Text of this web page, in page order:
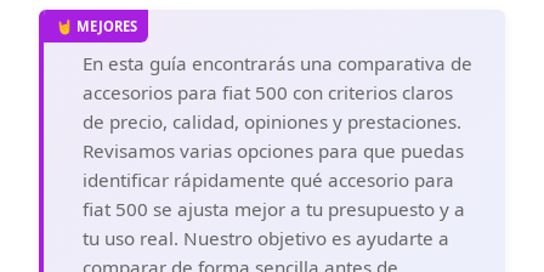
En esta guía encontrarás una comparativa de
accesorios para fiat 500 con criterios claros
de precio, calidad, opiniones y prestaciones.
Revisamos varias opciones para que puedas
identificar rápidamente qué accesorio para
fiat 500 se ajusta mejor a tu presupuesto y a
tu uso real. Nuestro objetivo es ayudarte a